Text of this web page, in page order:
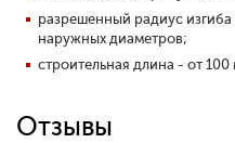
разрешенный радиус
наружных диаметров;
строительная длина - от 100
Отзывы